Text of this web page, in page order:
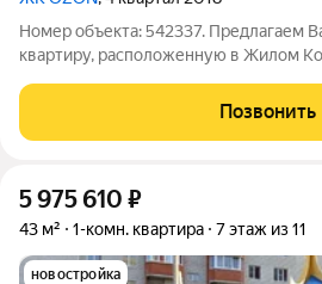
Номер объекта: 542337. Предлагаем
квартиру, расположенную в Жилом
отоплением и предчистовой
эксплуатацию. Работаем со всеми
Позвонить
5 975 610 ₽
43 м² 1-комн. квартира 7 этаж из 11
новостройка